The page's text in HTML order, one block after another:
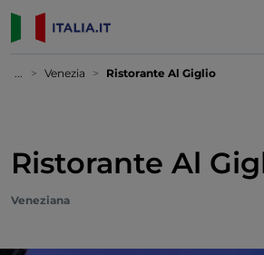
... Venezia Ristorante Al Giglio
Ristorante Al
Veneziana